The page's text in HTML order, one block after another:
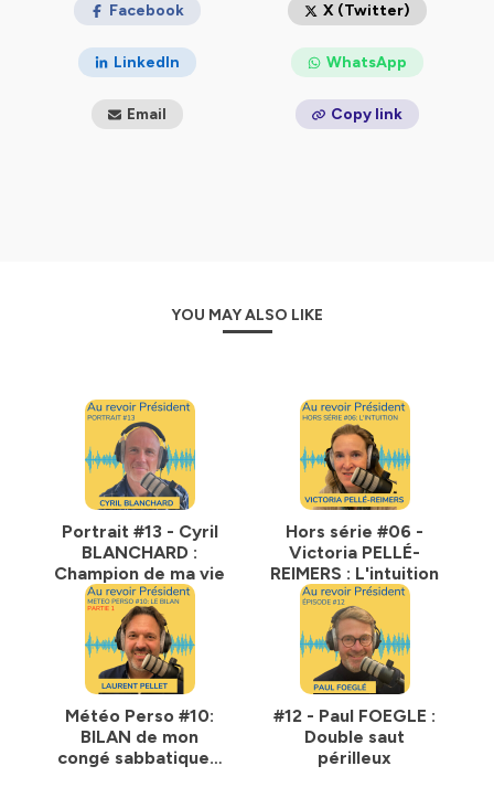
groupe français.
Après 28 années d’un parcours intense, j’ai connu
l'épuisement professionnel qui m’a amené à prendre une
rencontres afin d’inspirer toutes celles et ceux qui sont
pourquoi j'ai lancé ce podcast et avoir des
informations sur ce que vous y trouverez, rendez vous
mon épisode #00
Pour decouvrir toutes mes activités et offres de
services, retrouvez-moi sur mon site internet
Pour me contacter, envoyez moi un mail sur
aurevoirpresident.podcast@gmail.com
Hébergé par Ausha. Visitez
ausha.co/politique-de-
confidentialitepour plus d'informations.
Facebook X (Twitter)
LinkedIn WhatsApp
Email Copy link
YOU MAY ALSO LIKE
Portrait #13 - Cyril
BLANCHARD :
Champion de ma vie
Hors série #06 -
Victoria PELLÉ-
REIMERS : L'intuition
Météo Perso #10:
BILAN de mon
congé sabbatique -
#12 - Paul FOEGLE :
Double saut
périlleux